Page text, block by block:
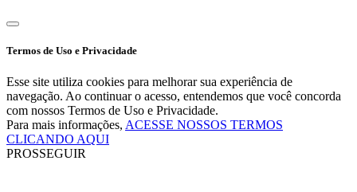
Termos de Uso e Privacidade
Esse site utiliza cookies para melhorar sua experiência de
navegação. Ao continuar o acesso, entendemos que você concorda
com nossos Termos de Uso e Privacidade.
Para mais informações, ACESSE NOSSOS TERMOS
CLICANDO AQUI
PROSSEGUIR